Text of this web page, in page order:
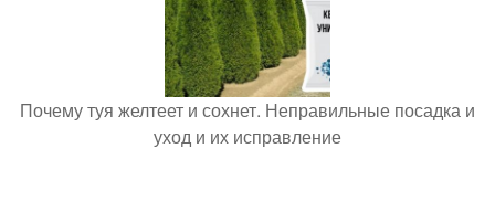
Почему туя желтеет и сохнет. Неправильные посадка и
уход и их исправление